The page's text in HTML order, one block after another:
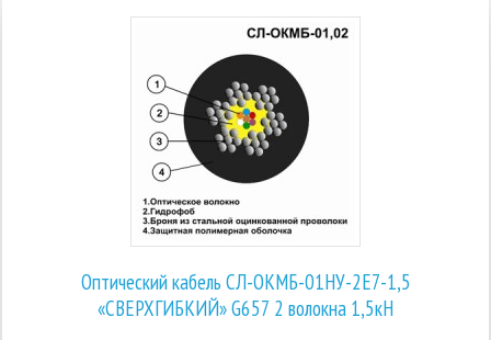
Оптический кабель СЛ-ОКМБ-01НУ-2Е7-1,5
«СВЕРХГИБКИЙ» G657 2 волокна 1,5кН